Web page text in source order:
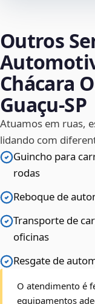
Outros
Chácara
Guaçu‑SP
Atuamos em ruas,
lidando com
Guincho para
rodas
Reboque de
Transporte de
oficinas
Resgate de
O atendimento é
equipamentos